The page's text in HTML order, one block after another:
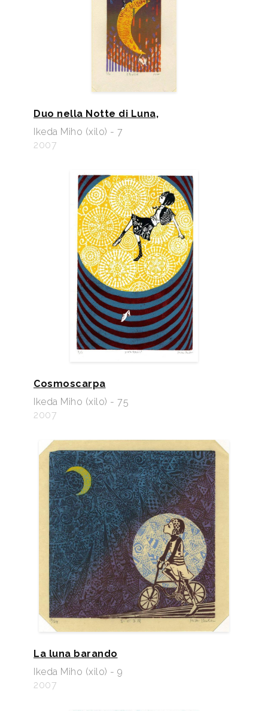
Duo nella Notte di Luna,
Ikeda Miho (xilo) - 7
2007
Cosmoscarpa
Ikeda Miho (xilo) - 75
2007
La luna barando
Ikeda Miho (xilo) - 9
2007